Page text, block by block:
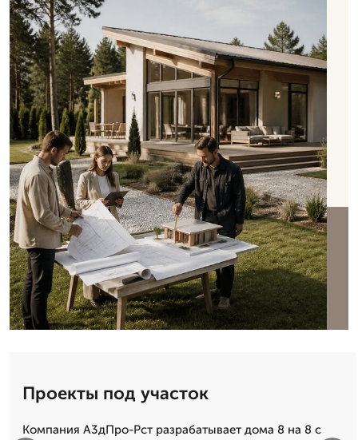
Проекты под участок
Компания А3дПро-Рст разрабатывает дома 8 на 8 с